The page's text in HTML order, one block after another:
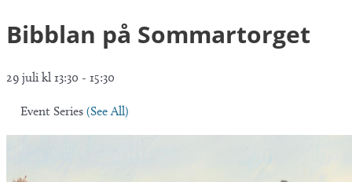
Bibblan på Sommartorget
29 juli kl 13:30 - 15:30
Event Series (See All)